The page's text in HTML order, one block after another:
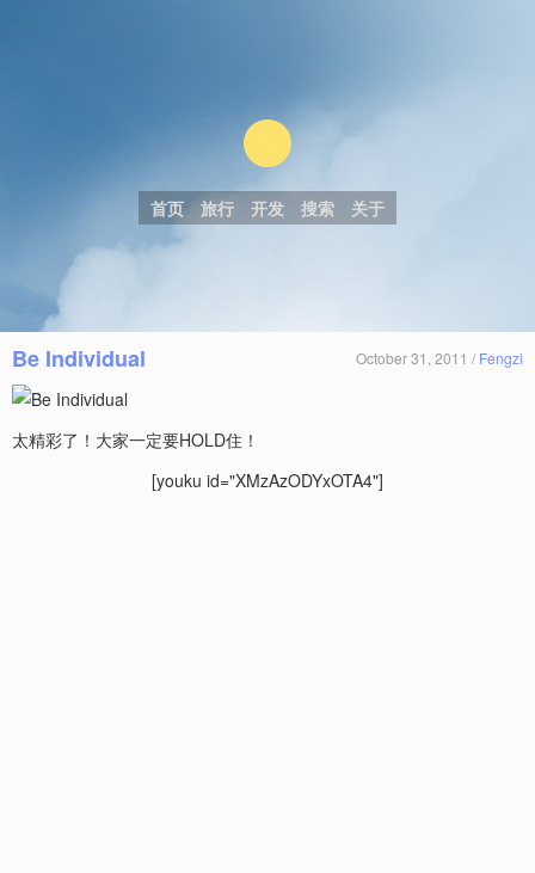
首页 旅行 开发 搜索 关于
Be Individual October 31, 2011 / Fengzi
太精彩了！大家一定要HOLD住！
[youku id="XMzAzODYxOTA4"]